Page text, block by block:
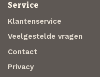
Service
Klantenservice
Veelgestelde vragen
Contact
Privacy